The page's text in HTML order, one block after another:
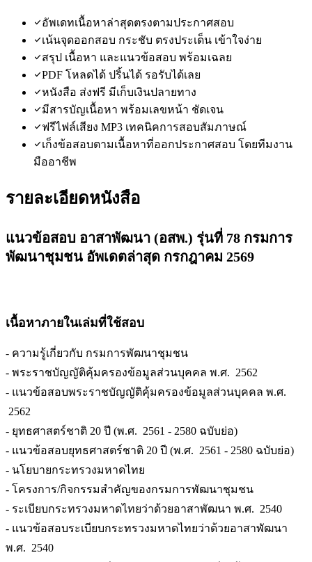
อัพเดทเนื้อหาล่าสุดตรงตามประกาศสอบ
เน้นจุดออกสอบ กระชับ ตรงประเด็น เข้าใจง่าย
สรุป เนื้อหา และแนวข้อสอบ พร้อมเฉลย
PDF โหลดได้ ปริ้นได้ รอรับได้เลย
หนังสือ ส่งฟรี มีเก็บเงินปลายทาง
มีสารบัญเนื้อหา พร้อมเลขหน้า ชัดเจน
ฟรีไฟล์เสียง MP3 เทคนิคการสอบสัมภาษณ์
เก็งข้อสอบตามเนื้อหาที่ออกประกาศสอบ โดยทีมงาน
มืออาชีพ
รายละเอียดหนังสือ
แนวข้อสอบ อาสาพัฒนา (อสพ.) รุ่นที่ 78 กรมการ
พัฒนาชุมชน อัพเดตล่าสุด กรกฎาคม 2569
เนื้อหาภายในเล่มที่ใช้สอบ
- ความรู้เกี่ยวกับ กรมการพัฒนาชุมชน
- พระราชบัญญัติคุ้มครองข้อมูลส่วนบุคคล พ.ศ. 2562
- แนวข้อสอบพระราชบัญญัติคุ้มครองข้อมูลส่วนบุคคล พ.ศ.
2562
- ยุทธศาสตร์ชาติ 20 ปี (พ.ศ. 2561 - 2580 ฉบับย่อ)
- แนวข้อสอบยุทธศาสตร์ชาติ 20 ปี (พ.ศ. 2561 - 2580 ฉบับย่อ)
- นโยบายกระทรวงมหาดไทย
- โครงการ/กิจกรรมสำคัญของกรมการพัฒนาชุมชน
- ระเบียบกระทรวงมหาดไทยว่าด้วยอาสาพัฒนา พ.ศ. 2540
- แนวข้อสอบระเบียบกระทรวงมหาดไทยว่าด้วยอาสาพัฒนา
พ.ศ. 2540